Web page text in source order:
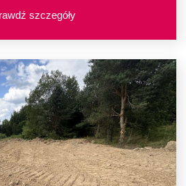
szczegóły